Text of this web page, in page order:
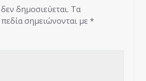
δημοσιεύεται. Τα
σημειώνονται με *